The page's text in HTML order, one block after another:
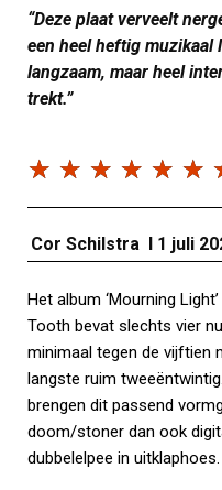
“Deze plaat verveelt
een heel heftig muzikaal
langzaam, maar heel
trekt.”
☆ ☆ ☆ ☆ ☆ ☆
Cor Schilstra I 1 juli
Het album ‘Mourning
Tooth bevat slechts vier
minimaal tegen de vijftien
langste ruim
brengen dit passend
doom/stoner dan ook
dubbelelpee in uitklaphoes.